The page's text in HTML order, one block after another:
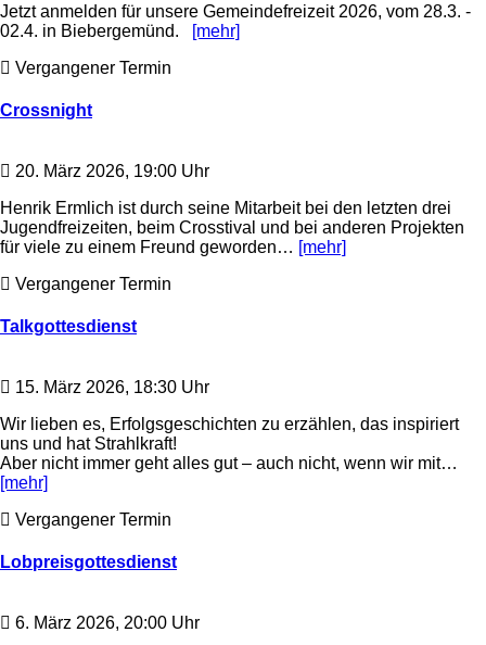
Jetzt anmelden für unsere Gemeindefreizeit 2026, vom 28.3. -
02.4. in Biebergemünd.
[mehr]
Vergangener Termin
Crossnight
20. März 2026, 19:00 Uhr
Henrik Ermlich ist durch seine Mitarbeit bei den letzten drei
Jugendfreizeiten, beim Crosstival und bei anderen Projekten
für viele zu einem Freund geworden… [mehr]
Vergangener Termin
Talkgottesdienst
15. März 2026, 18:30 Uhr
Wir lieben es, Erfolgsgeschichten zu erzählen, das inspiriert
uns und hat Strahlkraft!
Aber nicht immer geht alles gut – auch nicht, wenn wir mit…
[mehr]
Vergangener Termin
Lobpreisgottesdienst
6. März 2026, 20:00 Uhr